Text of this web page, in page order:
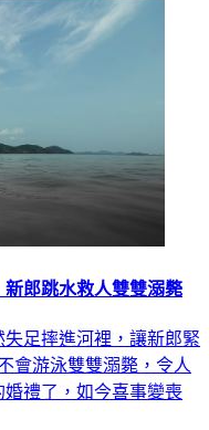
郎跳水救人雙雙溺斃
足摔進河裡，讓新郎緊
會游泳雙雙溺斃，令人
禮了，如今喜事變喪